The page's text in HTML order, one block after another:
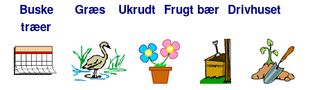
Buske
træer
Græs Ukrudt Frugt bær Drivhuset